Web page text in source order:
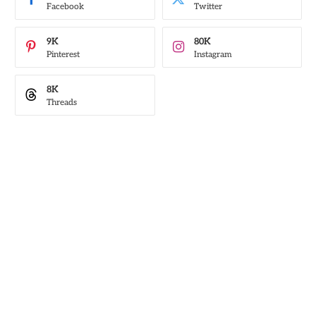
Facebook Twitter
Pinterest
9K
Instagram
80K
Threads
8K